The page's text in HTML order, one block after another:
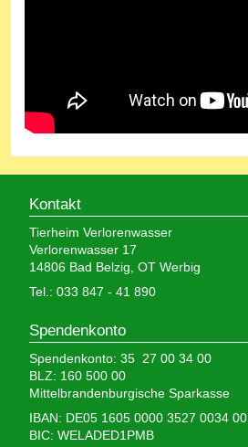
Kontakt
Tierheim Verlorenwasser
Verlorenwasser 17
14806 Bad Belzig, OT Werbig
Tel.: 033 847 - 41 890
Spendenkonto
Spendenkonto: 35 27 00 34 00
BLZ: 160 500 00
Mittelbrandenburgische Sparkasse
IBAN: DE05 1605 0000 3527 0034 00
BIC: WELADED1PMB